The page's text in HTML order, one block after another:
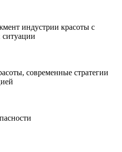
индустрии красоты с
современные стратегии